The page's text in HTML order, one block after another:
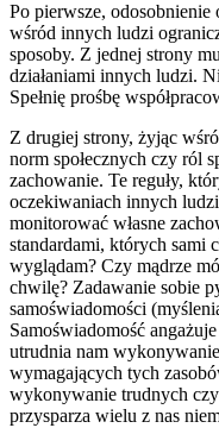
Po pierwsze, odosobnienie
wśród innych ludzi
sposoby. Z jednej strony
działaniami innych ludzi.
Spełnię prośbę
Z drugiej strony, żyjąc
norm społecznych czy ról
zachowanie. Te reguły,
oczekiwaniach innych
monitorować własne
standardami, których sami
wyglądam? Czy mądrze
chwilę? Zadawanie sobie
samoświadomości
Samoświadomość
utrudnia nam
wymagających tych
wykonywanie trudnych
przysparza wielu z nas